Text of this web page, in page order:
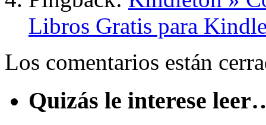
Libros Gratis para
Los comentarios están
Quizás le interese